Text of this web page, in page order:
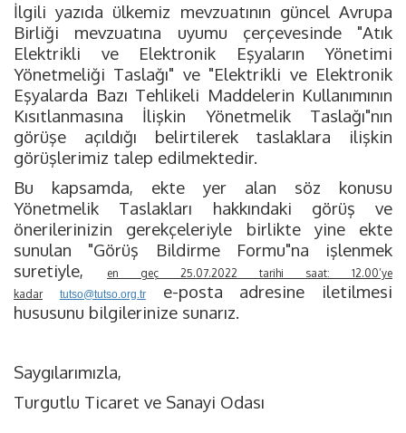
İlgili yazıda ülkemiz mevzuatının güncel Avrupa
Birliği mevzuatına uyumu çerçevesinde "Atık
Elektrikli ve Elektronik Eşyaların Yönetimi
Yönetmeliği Taslağı" ve "Elektrikli ve Elektronik
Eşyalarda Bazı Tehlikeli Maddelerin Kullanımının
Kısıtlanmasına İlişkin Yönetmelik Taslağı"nın
görüşe açıldığı belirtilerek taslaklara ilişkin
görüşlerimiz talep edilmektedir.
Bu kapsamda, ekte yer alan söz konusu
Yönetmelik Taslakları hakkındaki görüş ve
önerilerinizin gerekçeleriyle birlikte yine ekte
sunulan "Görüş Bildirme Formu"na işlenmek
suretiyle,
en geç 25.07.2022 tarihi saat: 12.00’ye
kadar
tutso@tutso.org.tre-posta adresine iletilmesi
hususunu bilgilerinize sunarız.
Saygılarımızla,
Turgutlu Ticaret ve Sanayi Odası